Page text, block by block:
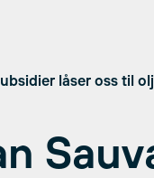
låser oss til